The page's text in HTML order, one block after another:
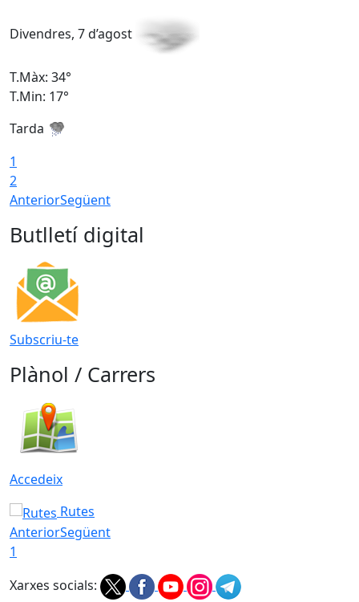
Divendres, 7 d’agost
T.Màx: 34°
T.Min: 17°
Tarda
1
2
AnteriorSegüent
Butlletí digital
Subscriu-te
Plànol / Carrers
Accedeix
Rutes
AnteriorSegüent
1
Xarxes socials: